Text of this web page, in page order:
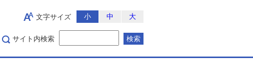
文字サイズ 小 中 大
サイト内検索 検索